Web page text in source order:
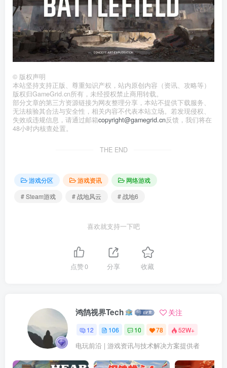
© 版权声明
本站坚持支持正版、尊重知识产权，站内原创内容（资讯、攻略等）
版权归GameGrid.cn所有，未经授权禁止商用转载。
部分文章的第三方资源链接为网友整理分享，本站不提供下载服务、
无法核验其合法与安全性，相关内容不代表本站立场。若发现侵权、
失效或违规信息，请通过邮箱copyright@gamegrid.cn反馈，我们将在
48小时内核查处置。
THE END
游戏分区 游戏资讯
网络游戏
# Steam游戏
# 战地风云 # 战地6
喜欢就支持一下吧
点赞0 分享 收藏
鸿鹄视界Tech 关注
12 106 10 78 52W+
电玩前沿 | 游戏资讯与技术解决方案提供者